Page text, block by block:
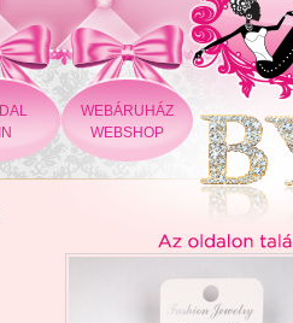
WEBÁRUHÁZ
WEBSHOP